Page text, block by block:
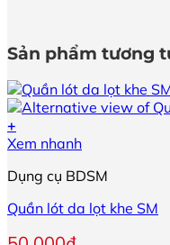
Sản phẩm tương
+
Xem nhanh
Dụng cụ BDSM
Quần lót da lọt khe SM